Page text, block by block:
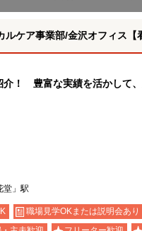
ケア事業部/金沢オフィス【
介！ 豊富な実績を活かして
堂」駅
職場見学OKまたは説明会あり